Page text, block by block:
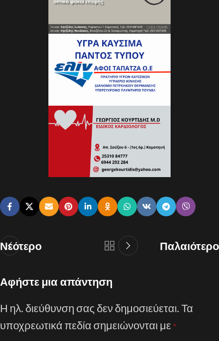
Νεότερο Παλαιότερο
Αφήστε μια απάντηση
Η ηλ. διεύθυνση σας δεν δημοσιεύεται.Τα
υποχρεωτικά πεδία σημειώνονται με *